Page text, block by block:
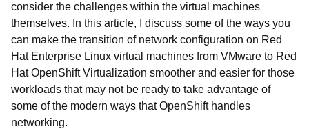
consider the challenges within the virtual machines
themselves. In this article, I discuss some of the ways you
can make the transition of network configuration on Red
Hat Enterprise Linux virtual machines from VMware to Red
Hat OpenShift Virtualization smoother and easier for those
workloads that may not be ready to take advantage of
some of the modern ways that OpenShift handles
networking.